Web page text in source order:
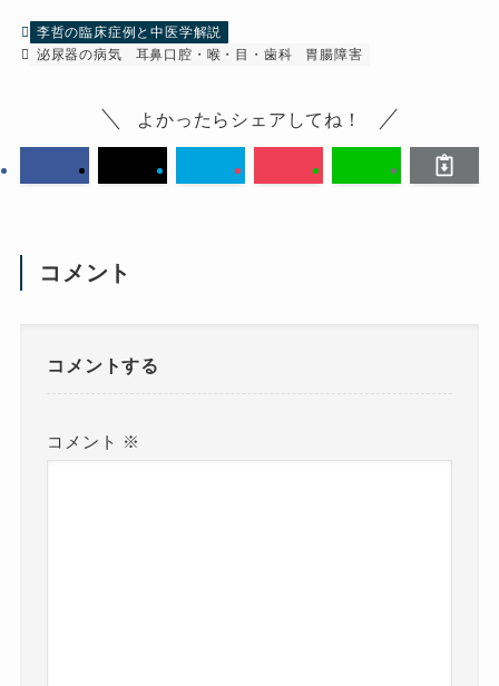
李哲の臨床症例と中医学解説
泌尿器の病気
耳鼻口腔・喉・目・歯科 胃腸障害
よかったらシェアしてね！
コメント
コメントする
コメント ※